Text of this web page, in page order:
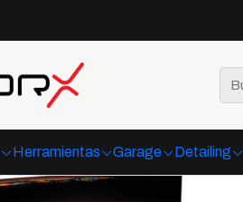
Herramientas Garage Detailing